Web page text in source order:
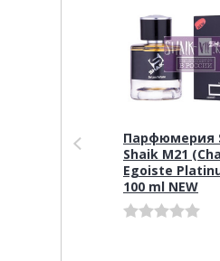
Парфюмерия
Shaik M21
Egoiste
100 ml NEW